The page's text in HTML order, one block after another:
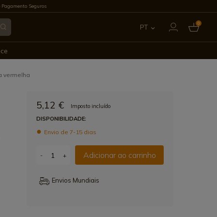
Pagamento Seguros
PT 0
vermelha
5,12 €
Imposto incluído
DISPONIBILIDADE:
Envio de 7-15 dias
- + Adicionar ao carrinho
Envios Mundiais